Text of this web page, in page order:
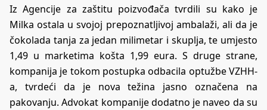
Iz Agencije za zaštitu poizvođača tvrdili su kako je
Milka ostala u svojoj prepoznatljivoj ambalaži, ali da je
čokolada tanja za jedan milimetar i skuplja, te umjesto
1,49 u marketima košta 1,99 eura. S druge strane,
kompanija je tokom postupka odbacila optužbe VZHH-
a, tvrdeći da je nova težina jasno označena na
pakovanju. Advokat kompanije dodatno je naveo da su